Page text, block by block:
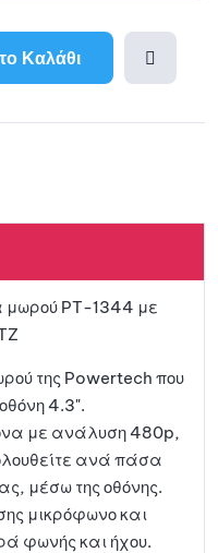
Καλάθι
αγαπη
μένων
μωρού PT-1344 με
της Powertech που
4.3".
με ανάλυση 480p,
ανά πάσα
μέσω της οθόνης.
μικρόφωνο και
φωνής και ήχου.